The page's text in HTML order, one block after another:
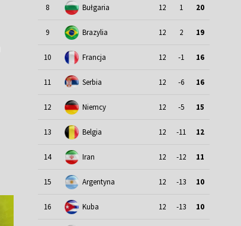
8 Bułgaria 12 1 20
9 Brazylia 12 2 19
10 Francja 12 -1 16
11 Serbia 12 -6 16
12 Niemcy 12 -5 15
13 Belgia 12 -11 12
14 Iran 12 -12 11
15 Argentyna 12 -13 10
16 Kuba 12 -13 10